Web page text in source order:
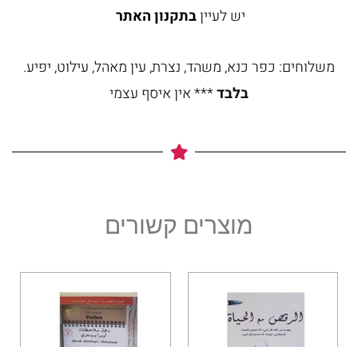
יש לעייןבתקנון האתר
משלוחים: כפר כנא, משהד, נצרת, עין מאהל, עילוט, יפיע.
בלבד*** אין איסף עצמי
מוצרים קשורים